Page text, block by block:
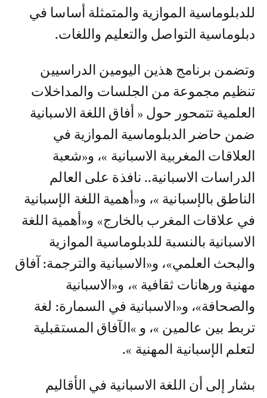
للدبلوماسية الموازية والمتمثلة أساسا في
دبلوماسية التواصل والتعليم واللغات.
وتضمن برنامج هذين اليومين الدراسيين
تنظيم مجموعة من الجلسات والمداخلات
العلمية تتمحور حول « أفاق اللغة الاسبانية
ضمن حاضر الدبلوماسية الموازية في
العلاقات المغربية الاسبانية »، و«شعبة
الدراسات الاسبانية.. نافذة على العالم
الناطق بالإسبانية »، و«أهمية اللغة الإسبانية
في علاقات المغرب بالخارج» و«أهمية اللغة
الاسبانية بالنسبة للدبلوماسية الموازية
والبحث العلمي»، و«الاسبانية والترجمة: آفاق
مهنية ورهانات ثقافية »، و«الاسبانية
والصحافة»، و«الاسبانية في السمارة: لغة
تربط بين عالمين »، و »الآفاق المستقبلية
لتعلم الإسبانية المهنية ».
بشار إلى أن اللغة الاسبانية في الأقاليم